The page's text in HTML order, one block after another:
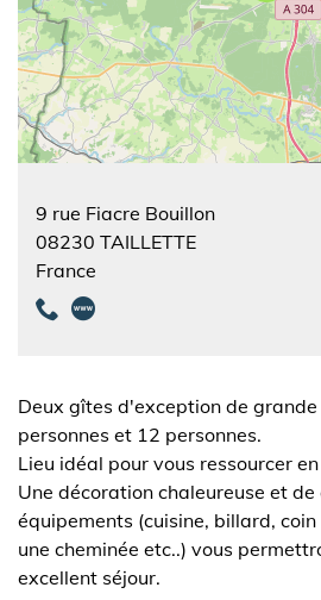
9 rue Fiacre Bouillon
08230 TAILLETTE
France
Deux gîtes d'exception de
personnes et 12 personnes.
Lieu idéal pour vous ressourcer
Une décoration chaleureuse et
équipements (cuisine, billard,
une cheminée etc..) vous
excellent séjour.